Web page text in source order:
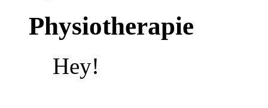
Physiotherapie
Hey!